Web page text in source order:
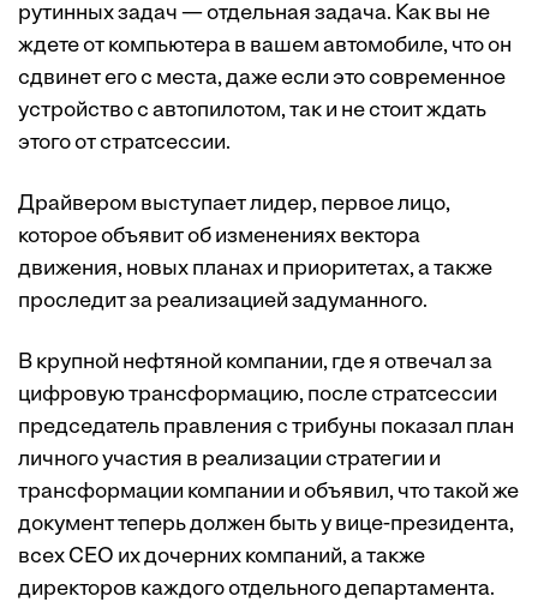
рутинных задач — отдельная задача. Как вы не
ждете от компьютера в вашем автомобиле, что он
сдвинет его с места, даже если это современное
устройство с автопилотом, так и не стоит ждать
этого от стратсессии.
Драйвером выступает лидер, первое лицо,
которое объявит об изменениях вектора
движения, новых планах и приоритетах, а также
проследит за реализацией задуманного.
В крупной нефтяной компании, где я отвечал за
цифровую трансформацию, после стратсессии
председатель правления с трибуны показал план
личного участия в реализации стратегии и
трансформации компании и объявил, что такой же
документ теперь должен быть у вице-президента,
всех СЕО их дочерних компаний, а также
директоров каждого отдельного департамента.